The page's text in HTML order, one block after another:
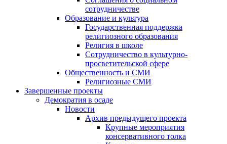
сотрудничестве
Образование и культура
Государственная поддержка
религиозного образования
Религия в школе
Сотрудничество в культурно-
просветительской сфере
Общественность и СМИ
Религиозные СМИ
Завершенные проекты
Демократия в осаде
Новости
Архив предыдущего проекта
Крупные мероприятия
консервативного толка